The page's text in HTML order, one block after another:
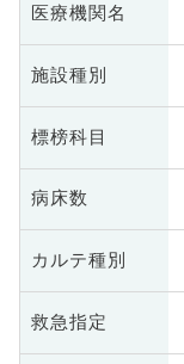
医療機関名
施設種別
標榜科目
病床数
カルテ種別
救急指定